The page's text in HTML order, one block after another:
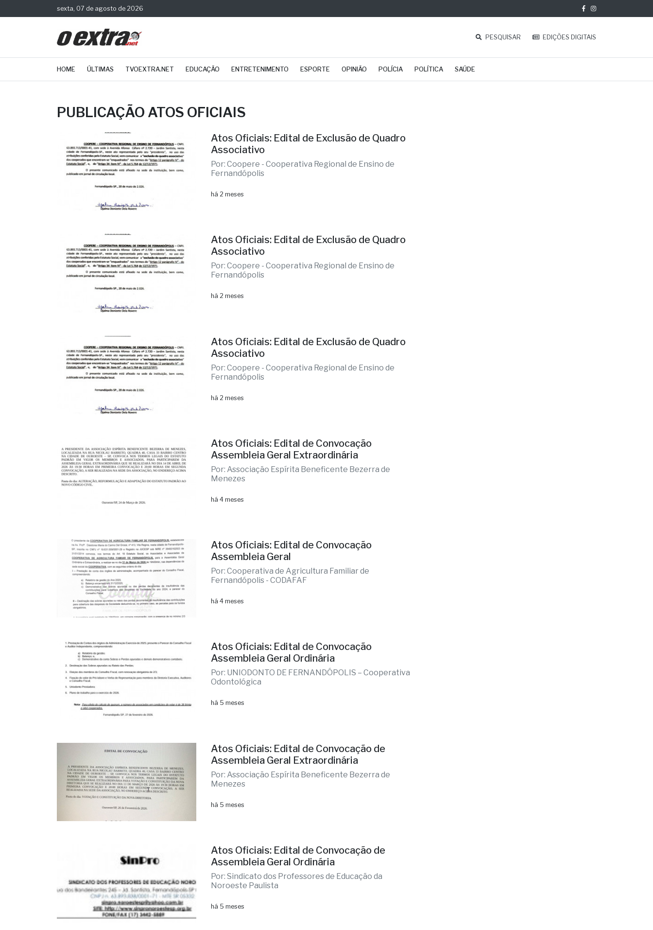
sexta, 07 de agosto de 2026
PESQUISAR EDIÇÕES DIGITAIS
HOME ÚLTIMAS TVOEXTRA.NET EDUCAÇÃO ENTRETENIMENTO ESPORTE OPINIÃO POLÍCIA POLÍTICA SAÚDE
PUBLICAÇÃO ATOS OFICIAIS
Atos Oficiais: Edital de Exclusão de Quadro
Associativo
Por: Coopere - Cooperativa Regional de Ensino de
Fernandópolis
há 2 meses
Atos Oficiais: Edital de Exclusão de Quadro
Associativo
Por: Coopere - Cooperativa Regional de Ensino de
Fernandópolis
há 2 meses
Atos Oficiais: Edital de Exclusão de Quadro
Associativo
Por: Coopere - Cooperativa Regional de Ensino de
Fernandópolis
há 2 meses
Atos Oficiais: Edital de Convocação
Assembleia Geral Extraordinária
Por: Associação Espírita Beneficente Bezerra de
Menezes
há 4 meses
Atos Oficiais: Edital de Convocação
Assembleia Geral
Por: Cooperativa de Agricultura Familiar de
Fernandópolis - CODAFAF
há 4 meses
Atos Oficiais: Edital de Convocação
Assembleia Geral Ordinária
Por: UNIODONTO DE FERNANDÓPOLIS – Cooperativa
Odontológica
há 5 meses
Atos Oficiais: Edital de Convocação de
Assembleia Geral Extraordinária
Por: Associação Espírita Beneficente Bezerra de
Menezes
há 5 meses
Atos Oficiais: Edital de Convocação de
Assembleia Geral Ordinária
Por: Sindicato dos Professores de Educação da
Noroeste Paulista
há 5 meses